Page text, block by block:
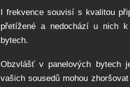
I frekvence souvisí s kvalitou
přetížené a nedochází u nich
bytech.
Obzvlášť v panelových bytech
vašich sousedů mohou